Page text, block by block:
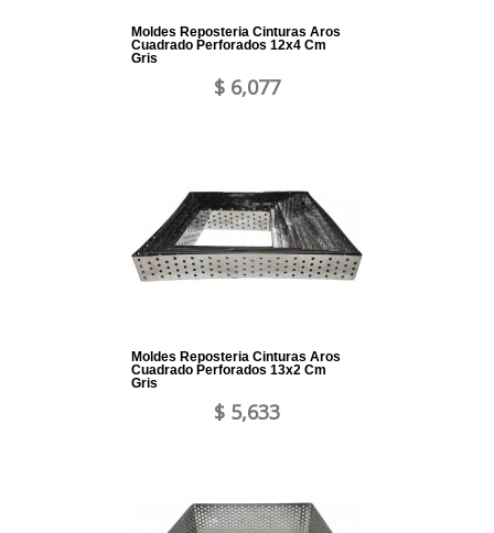
Moldes Reposteria Cinturas Aros
Cuadrado Perforados 12x4 Cm
Gris
$ 6,077
Moldes Reposteria Cinturas Aros
Cuadrado Perforados 13x2 Cm
Gris
$ 5,633